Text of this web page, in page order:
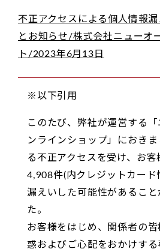
不正アクセスによる個人情報
とお知らせ/株式会社ニューオ
ト/2023年6月13日
※以下引用
このたび、弊社が運営する
ンラインショップ」におき
る不正アクセスを受け、お
4,908件(内クレジットカード
漏えいした可能性があるこ
た。
お客様をはじめ、関係者の
惑およびご心配をおかけす